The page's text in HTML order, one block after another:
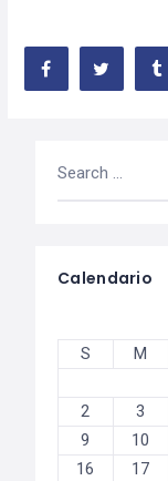
Calendario
S
M
2
3
9
10
16
17